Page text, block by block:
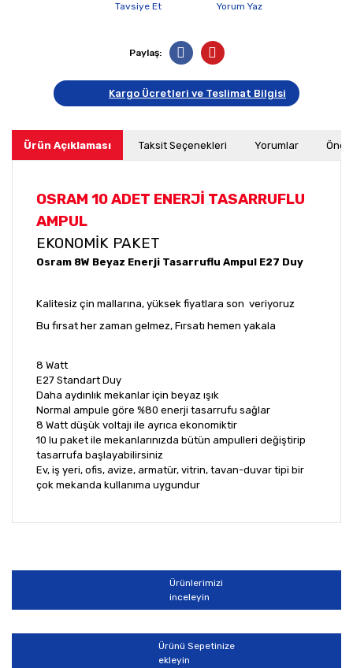
Tavsiye Et
Yorum Yaz
Paylaş:
Kargo Ücretleri ve Teslimat Bilgisi
Ürün Açıklaması Taksit Seçenekleri Yorumlar
OSRAM 10 ADET ENERJİ TASARRUFLU
AMPUL
EKONOMİK PAKET
Osram 8W Beyaz Enerji Tasarruflu Ampul E27 Duy
Kalitesiz çin mallarına, yüksek fiyatlara son veriyoruz
Bu fırsat her zaman gelmez, Fırsatı hemen yakala
8 Watt
E27 Standart Duy
Daha aydınlık mekanlar için beyaz ışık
Normal ampule göre %80 enerji tasarrufu sağlar
8 Watt düşük voltajı ile ayrıca ekonomiktir
10 lu paket ile mekanlarınızda bütün ampulleri değiştirip
tasarrufa başlayabilirsiniz
Ev, iş yeri, ofis, avize, armatür, vitrin, tavan-duvar tipi bir
çok mekanda kullanıma uygundur
Yorum Yaz
Bu ürünün fiyat bilgisi, resim, ürün açıklamalarında ve
Görüş ve önerileriniz için teşekkür ederiz.
Ürün resmi kalitesiz, bozuk veya görüntülenemiyor.
Ürün açıklamasında eksik bilgiler bulunuyor.
Ürün bilgilerinde hatalar bulunuyor.
Ürünlerimizi
inceleyin
Ürünü Sepetinize
ekleyin